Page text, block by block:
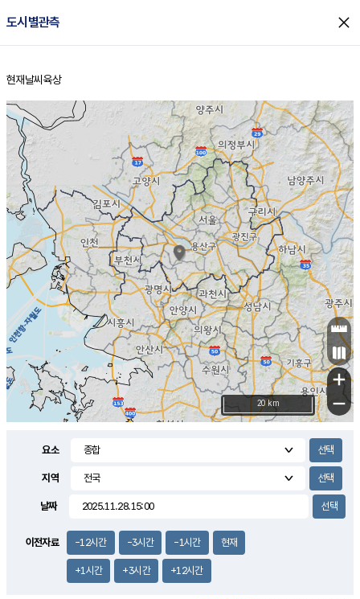
도시별관측 close
홈
현재날씨 육상
+
−
20 km
요소
지역
날짜
이전자료 -12시간 -3시간 -1시간 현재
+1시간 +3시간 +12시간